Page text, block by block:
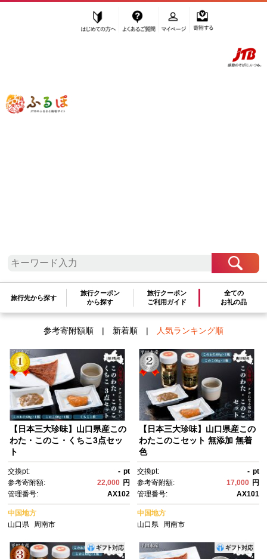
ふるぽ JTBのふるさと納税サイト
旅行先から探す
旅行クーポン
から探す
旅行クーポン
ご利用ガイド
全ての
お礼の品
「ふるさと納税」TOP
検索結果一覧 1～6件 / 全6件
参考寄附額順| 新着順| 人気ランキング順
【日本三大珍味】山口県産この
わた・このこ・くちこ3点セッ
ト
交換pt: - pt
参考寄附額:
22,000 円
管理番号:
AX102
中国地方
山口県
周南市
【日本三大珍味】山口県産この
わたこのこセット 無添加 無着
色
交換pt: - pt
参考寄附額:
17,000 円
管理番号:
AX101
中国地方
山口県
周南市